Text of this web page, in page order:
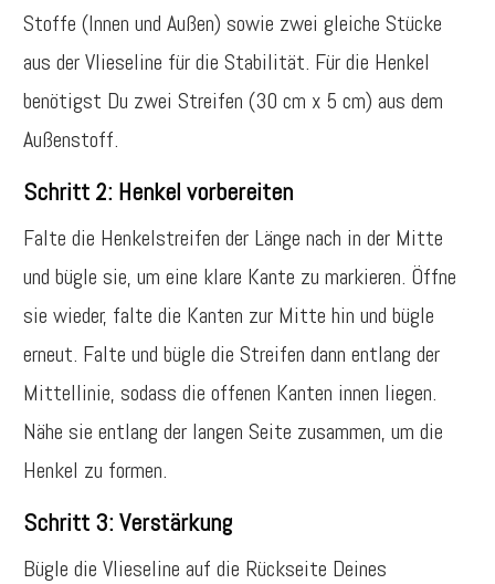
Stoffe (Innen und Außen) sowie zwei gleiche Stücke
aus der Vlieseline für die Stabilität. Für die Henkel
benötigst Du zwei Streifen (30 cm x 5 cm) aus dem
Außenstoff.
Schritt 2: Henkel vorbereiten
Falte die Henkelstreifen der Länge nach in der Mitte
und bügle sie, um eine klare Kante zu markieren. Öffne
sie wieder, falte die Kanten zur Mitte hin und bügle
erneut. Falte und bügle die Streifen dann entlang der
Mittellinie, sodass die offenen Kanten innen liegen.
Nähe sie entlang der langen Seite zusammen, um die
Henkel zu formen.
Schritt 3: Verstärkung
Bügle die Vlieseline auf die Rückseite Deines